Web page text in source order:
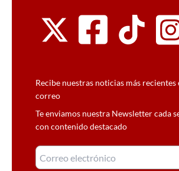
Recibe nuestras noticias más recientes
correo
Te enviamos nuestra Newsletter cada
con contenido destacado